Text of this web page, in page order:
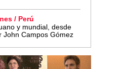
/ Perú
y mundial, desde
John Campos Gómez